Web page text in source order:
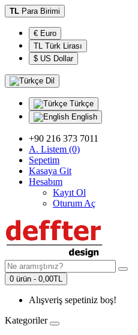
TL Para Birimi
€ Euro
TL Türk Lirası
$ US Dollar
Dil
Türkçe
English
+90 216 373 7011
A. Listem (0)
Sepetim
Kasaya Git
Hesabım
Kayıt Ol
Oturum Aç
0 ürün - 0,00TL
Alışveriş sepetiniz boş!
Kategoriler